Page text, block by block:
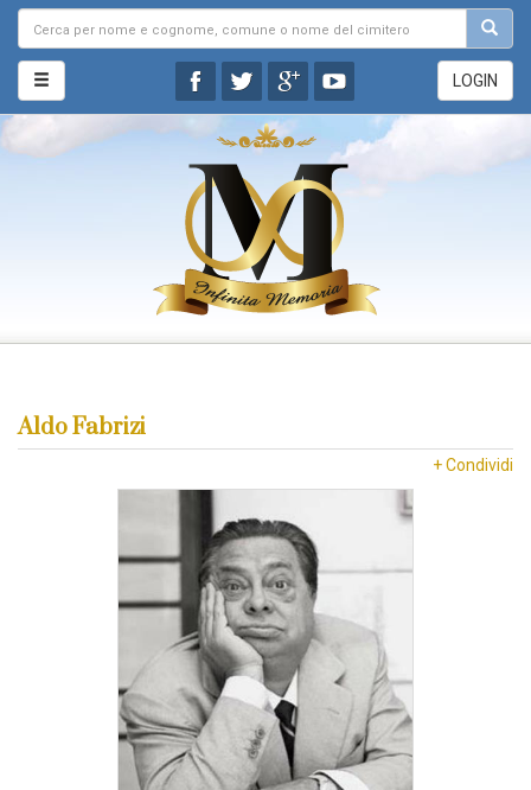
LOGIN
Aldo Fabrizi
+ Condividi